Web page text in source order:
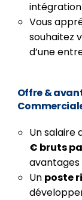
Vous
souhaitez
d’une
Offre &
Un
€ bruts
avantages
Un poste